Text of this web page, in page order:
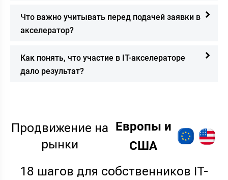
Что важно учитывать перед подачей заявки в
акселератор?
Как понять, что участие в IT-акселераторе
дало результат?
Продвижение на
рынки
Европы и
США
18 шагов для собственников IT-